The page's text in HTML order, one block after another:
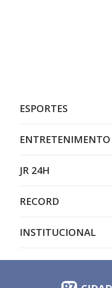
ESPORTES
ENTRETENIMENTO
JR 24H
RECORD
INSTITUCIONAL